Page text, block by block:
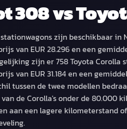
308vs
zijn beschikbaar in
van EUR 28.296 en een
zijn er 758 Toyota Corolla
van EUR 31.184 en een
tussen de twee modellen
van de Corolla's onder de 80.000
aan een lagere kilometerstand